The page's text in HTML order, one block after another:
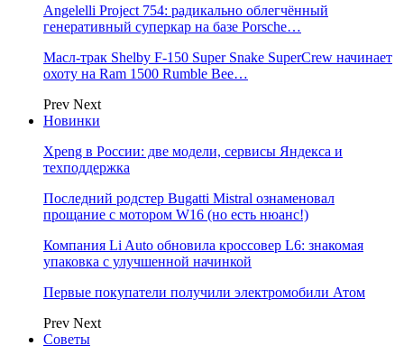
Angelelli Project 754: радикально облегчённый
генеративный суперкар на базе Porsche…
Масл-трак Shelby F-150 Super Snake SuperCrew начинает
охоту на Ram 1500 Rumble Bee…
Prev Next
Новинки
Xpeng в России: две модели, сервисы Яндекса и
техподдержка
Последний родстер Bugatti Mistral ознаменовал
прощание с мотором W16 (но есть нюанс!)
Компания Li Auto обновила кроссовер L6: знакомая
упаковка с улучшенной начинкой
Первые покупатели получили электромобили Атом
Prev Next
Советы